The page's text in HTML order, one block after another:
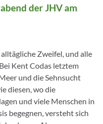
der JHV am
Zweifel, und alle
Kent Codas letztem
und die Sehnsucht
diesen, wo die
und viele Menschen in
begegnen, versteht sich